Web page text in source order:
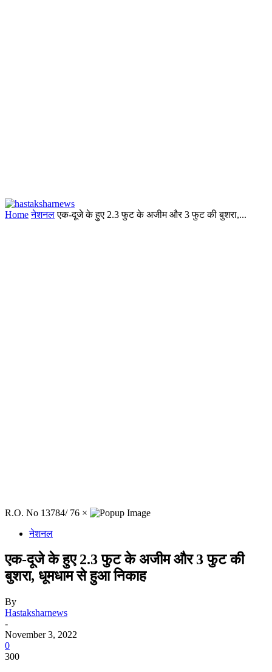
Home नेशनल एक-दूजे के हुए 2.3 फुट के अजीम और 3 फुट की बुशरा,...
R.O. No 13784/ 76 ×
नेशनल
एक-दूजे के हुए 2.3 फुट के अजीम और 3 फुट की
बुशरा, धूमधाम से हुआ निकाह
By
Hastaksharnews
-
November 3, 2022
0
300